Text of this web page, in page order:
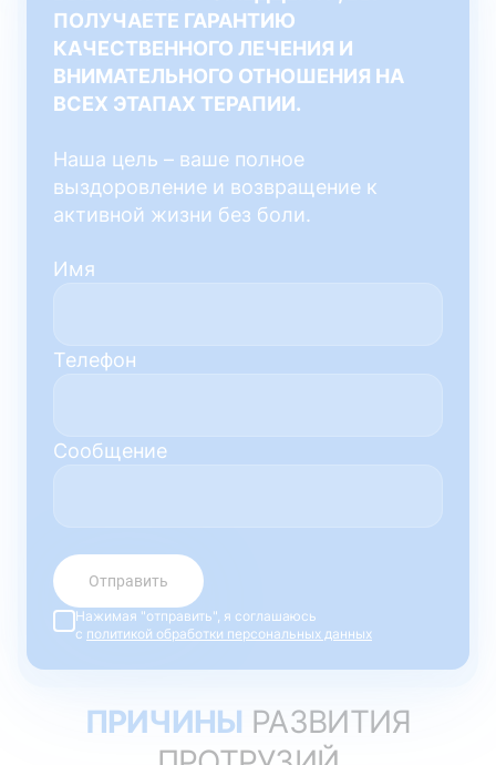
ПОЛУЧАЕТЕ ГАРАНТИЮ
КАЧЕСТВЕННОГО ЛЕЧЕНИЯ И
ВНИМАТЕЛЬНОГО ОТНОШЕНИЯ НА
ВСЕХ ЭТАПАХ ТЕРАПИИ.
Наша цель – ваше полное
выздоровление и возвращение к
активной жизни без боли.
Имя
Телефон
Сообщение
Отправить
Нажимая "отправить", я соглашаюсь
с политикой обработки персональных данных
ПРИЧИНЫ РАЗВИТИЯ